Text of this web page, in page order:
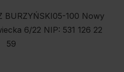
BURZYŃSKI05-100 Nowy
6/22 NIP: 531 126 22
59